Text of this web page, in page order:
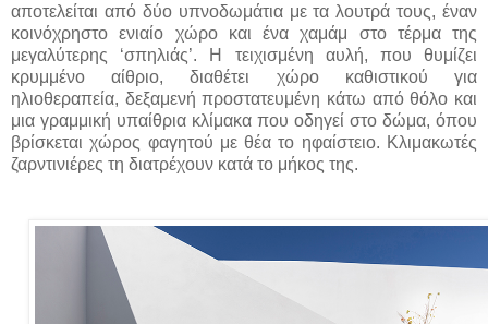
αποτελείται από δύο υπνοδωμάτια με τα λουτρά τους, έναν
κοινόχρηστο ενιαίο χώρο και ένα χαμάμ στο τέρμα της
μεγαλύτερης ‘σπηλιάς’. Η τειχισμένη αυλή, που θυμίζει
κρυμμένο αίθριο, διαθέτει χώρο καθιστικού για
ηλιοθεραπεία, δεξαμενή προστατευμένη κάτω από θόλο και
μια γραμμική υπαίθρια κλίμακα που οδηγεί στο δώμα, όπου
βρίσκεται χώρος φαγητού με θέα το ηφαίστειο. Κλιμακωτές
ζαρντινιέρες τη διατρέχουν κατά το μήκος της.